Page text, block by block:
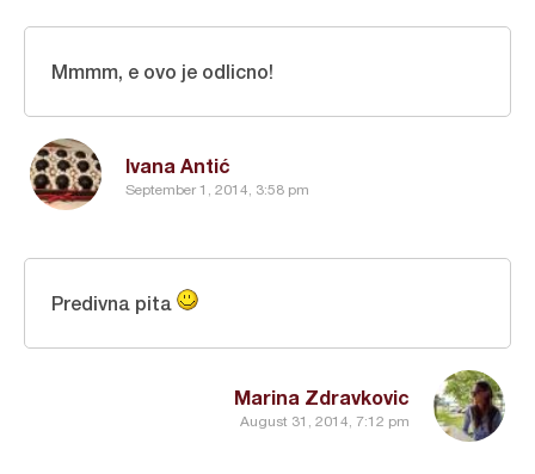
Ivana Antić
September 1, 2014, 3:58 pm
Mmmm, e ovo je odlicno!
Marina Zdravkovic
August 31, 2014, 7:12 pm
Predivna pita